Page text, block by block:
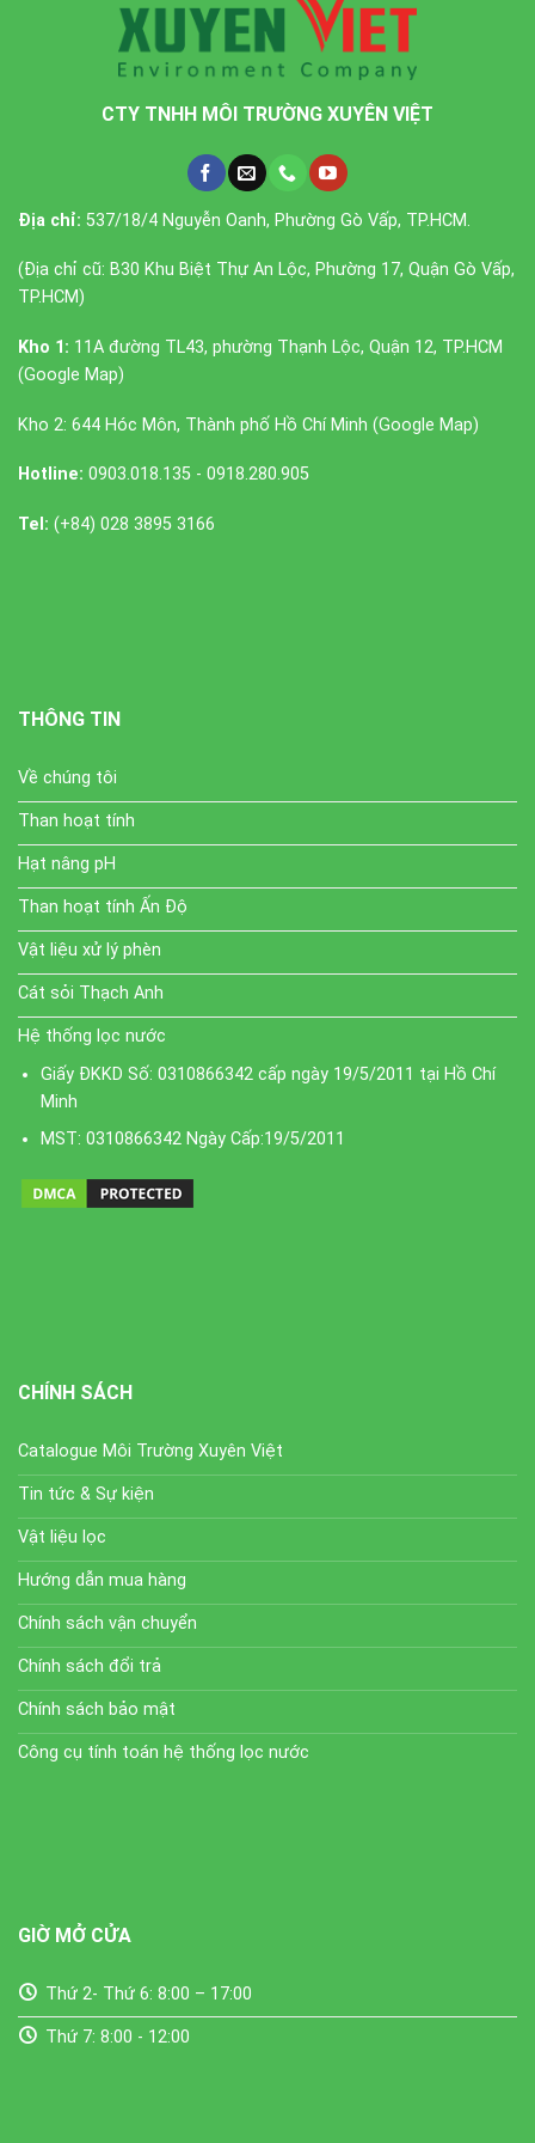
CTY TNHH MÔI TRƯỜNG XUYÊN VIỆT
Địa chỉ: 537/18/4 Nguyễn Oanh, Phường Gò Vấp, TP.HCM.
(Địa chỉ cũ: B30 Khu Biệt Thự An Lộc, Phường 17, Quận Gò Vấp,
TP.HCM)
Kho 1: 11A đường TL43, phường Thạnh Lộc, Quận 12, TP.HCM
(Google Map)
Kho 2: 644 Hóc Môn, Thành phố Hồ Chí Minh (Google Map)
Hotline: 0903.018.135 - 0918.280.905
Tel: (+84) 028 3895 3166
THÔNG TIN
Về chúng tôi
Than hoạt tính
Hạt nâng pH
Than hoạt tính Ấn Độ
Vật liệu xử lý phèn
Cát sỏi Thạch Anh
Hệ thống lọc nước
Giấy ĐKKD Số: 0310866342 cấp ngày 19/5/2011 tại Hồ Chí
Minh
MST: 0310866342 Ngày Cấp:19/5/2011
CHÍNH SÁCH
Catalogue Môi Trường Xuyên Việt
Tin tức & Sự kiện
Vật liệu lọc
Hướng dẫn mua hàng
Chính sách vận chuyển
Chính sách đổi trả
Chính sách bảo mật
Công cụ tính toán hệ thống lọc nước
GIỜ MỞ CỬA
Thứ 2- Thứ 6: 8:00 – 17:00
Thứ 7: 8:00 - 12:00